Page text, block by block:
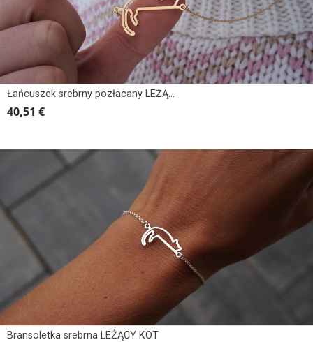
Łańcuszek srebrny pozłacany LEŻĄCY KOT, KOTEK
40,51 €
Bransoletka srebrna LEŻĄCY KOT